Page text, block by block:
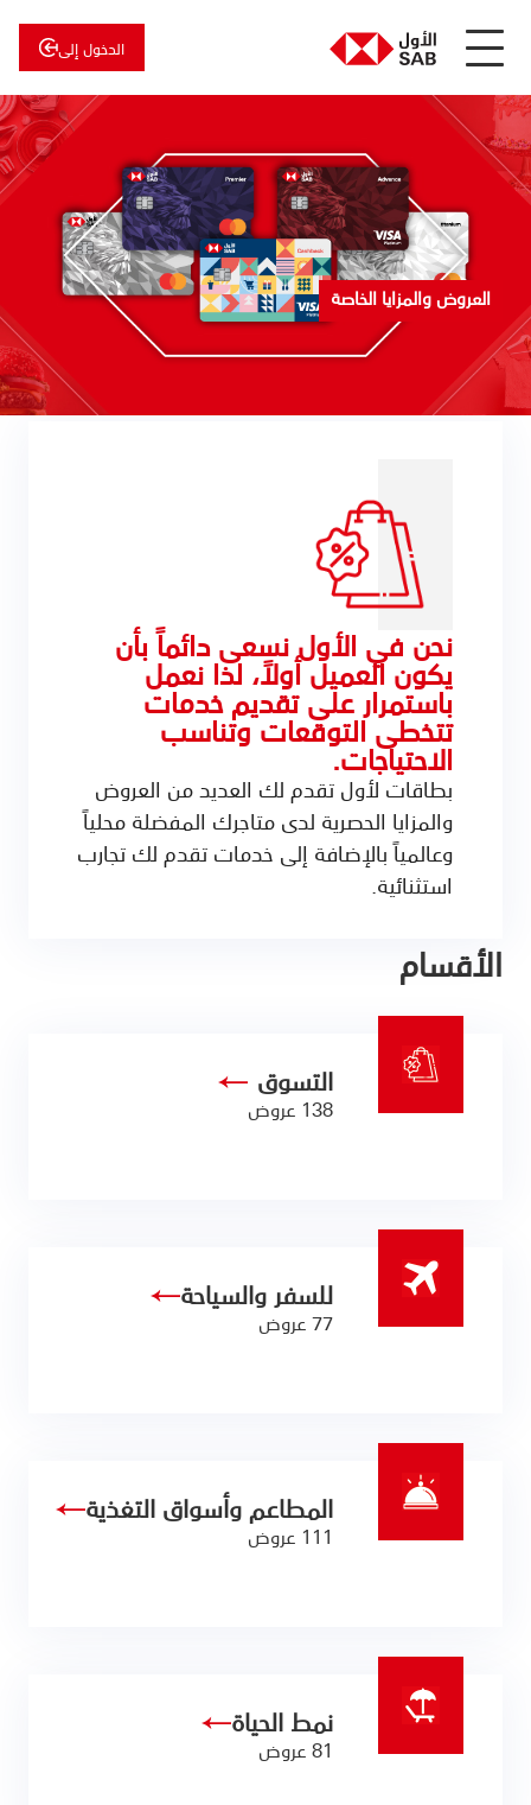
الدخول إلى
عن
الأول
للاستثمار
العروض والمزايا الخاصة
نحن في الأول نسعى دائماً بأن
يكون العميل أولاً، لذا نعمل
باستمرار على تقديم خدمات
تتخطى التوقعات وتناسب
الاحتياجات.
بطاقات لأول تقدم لك العديد من العروض
والمزايا الحصرية لدى متاجرك المفضلة محلياً
وعالمياً بالإضافة إلى خدمات تقدم لك تجارب
استثنائية.
الأقسام
التسوق
138 عروض
للسفر والسياحة
77 عروض
المطاعم وأسواق التغذية
111 عروض
نمط الحياة
81 عروض